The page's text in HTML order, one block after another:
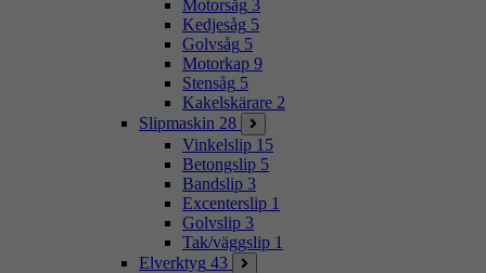
Motorsåg 3
Kedjesåg 5
Golvsåg 5
Motorkap 9
Stensåg 5
Kakelskärare 2
Slipmaskin 28
Vinkelslip 15
Betongslip 5
Bandslip 3
Excenterslip 1
Golvslip 3
Tak/väggslip 1
Elverktyg 43